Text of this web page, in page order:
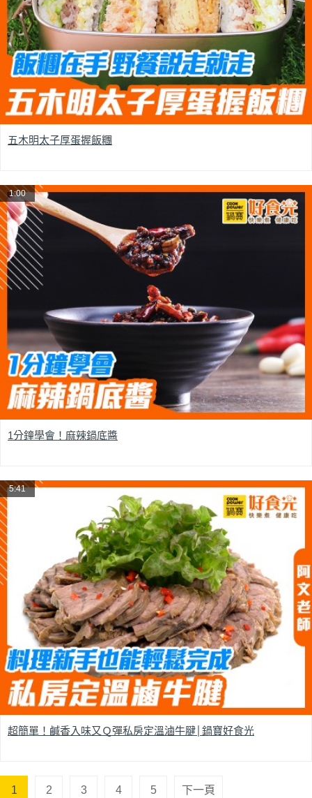
五木明太子厚蛋握飯糰
1:00
1分鐘學會！麻辣鍋底醬
5:41
超簡單！鹹香入味又Ｑ彈私房定溫滷牛腱│鍋寶好食光
1 2 3 4 5 下一頁